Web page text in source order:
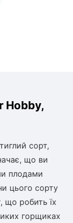
Hobby,
сорт,
що ви
плодами
цього сорту
що робить їх
горщиках